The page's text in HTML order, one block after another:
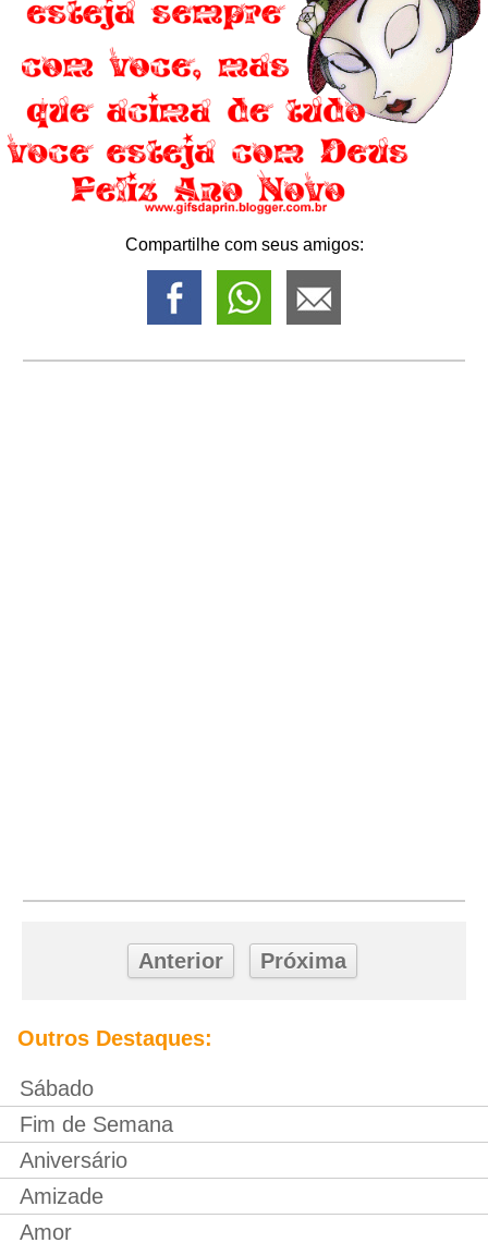
Compartilhe com seus amigos:
Anterior Próxima
Outros Destaques:
Sábado
Fim de Semana
Aniversário
Amizade
Amor